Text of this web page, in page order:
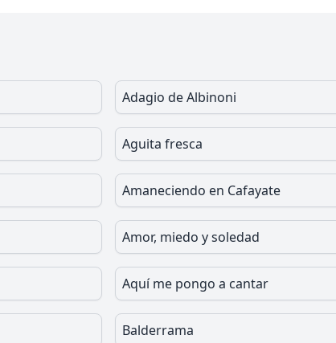
Adagio de Albinoni
Aguita fresca
Amaneciendo en Cafayate
Amor, miedo y soledad
Aquí me pongo a cantar
Balderrama